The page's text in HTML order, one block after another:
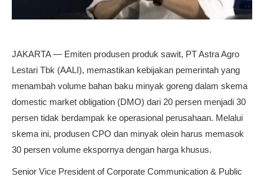
JAKARTA — Emiten produsen produk sawit, PT Astra Agro
Lestari Tbk (AALI), memastikan kebijakan pemerintah yang
menambah volume bahan baku minyak goreng dalam skema
domestic market obligation (DMO) dari 20 persen menjadi 30
persen tidak berdampak ke operasional perusahaan. Melalui
skema ini, produsen CPO dan minyak olein harus memasok
30 persen volume ekspornya dengan harga khusus.
Senior Vice President of Corporate Communication & Public